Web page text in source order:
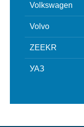
Volkswagen
Volvo
ZEEKR
УАЗ